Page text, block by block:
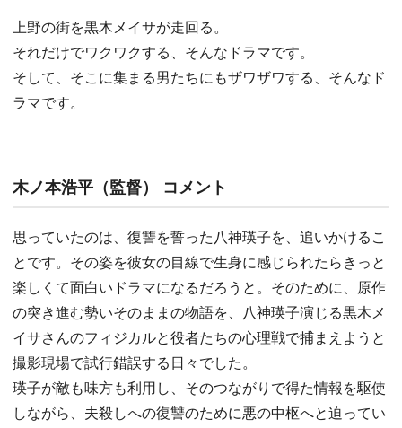
上野の街を黒木メイサが走回る。
それだけでワクワクする、そんなドラマです。
そして、そこに集まる男たちにもザワザワする、そんなド
ラマです。
木ノ本浩平（監督） コメント
思っていたのは、復讐を誓った八神瑛子を、追いかけるこ
とです。その姿を彼女の目線で生身に感じられたらきっと
楽しくて面白いドラマになるだろうと。そのために、原作
の突き進む勢いそのままの物語を、八神瑛子演じる黒木メ
イサさんのフィジカルと役者たちの心理戦で捕まえようと
撮影現場で試行錯誤する日々でした。
瑛子が敵も味方も利用し、そのつながりで得た情報を駆使
しながら、夫殺しへの復讐のために悪の中枢へと迫ってい